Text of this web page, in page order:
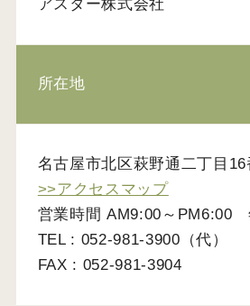
アスター株式会社
所在地
名古屋市北区萩野通二丁目16
>>アクセスマップ
営業時間 AM9:00～PM6:00
TEL : 052-981-3900（代）
FAX : 052-981-3904